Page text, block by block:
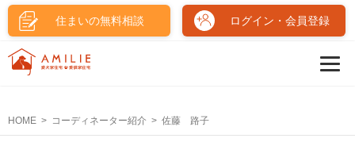
住まいの無料相談 ログイン・会員登録
HOME コーディネーター紹介 佐藤 路子